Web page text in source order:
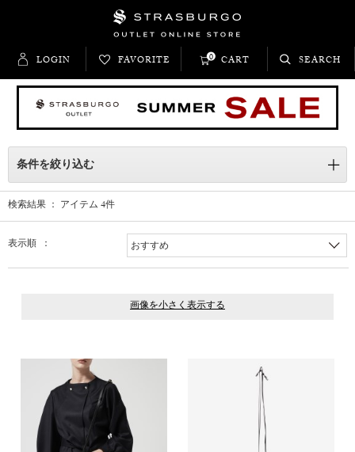
LOGIN FAVORITE CART
0 SEARCH
条件を絞り込む
検索結果 ： アイテム 4件
表示順 ：